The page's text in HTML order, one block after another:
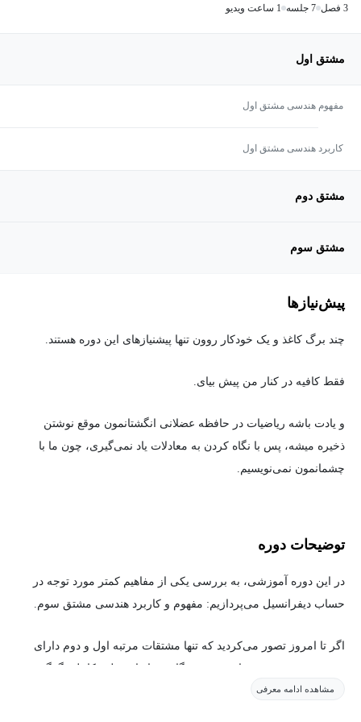
3 فصل 7 جلسه 1 ساعت ویدیو
مشتق اول
مفهوم هندسی مشتق اول
کاربرد هندسی مشتق اول
مشتق دوم
مشتق سوم
پیش‌نیاز‌ها
چند برگ کاغذ و یک خودکار روون تنها پیشنیازهای این دوره هستند.
فقط کافیه در کنار من پیش بیای.
و یادت باشه ریاضیات در حافظه عضلانی انگشتانمون موقع نوشتن
ذخیره میشه، پس با نگاه کردن به معادلات یاد نمی‌گیری، چون ما با
چشمانمون نمی‌نویسیم.
توضیحات دوره
در این دوره آموزشی، به بررسی یکی از مفاهیم کمتر مورد توجه در
حساب دیفرانسیل می‌پردازیم: مفهوم و کاربرد هندسی مشتق سوم.
اگر تا امروز تصور می‌کردید که تنها مشتقات مرتبه اول و دوم دارای
تفسیر هندسی هستند، این دوره دیدگاه شما را به طور کامل دگرگون
خواهد کرد.
مشاهده ادامه معرفی